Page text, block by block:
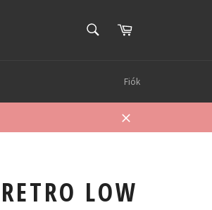
KERESÉSKosár
Fiók
Bezárás
LOW